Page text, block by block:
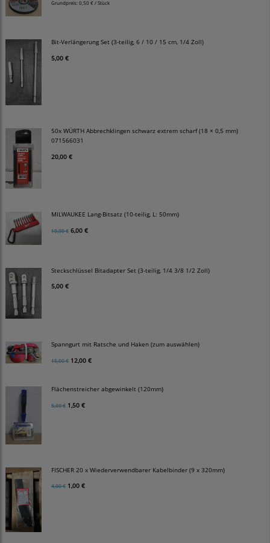
Grundpreis:0,50 € / Stück
Bit-Verlängerung Set (3-teilig, 6 / 10 / 15 cm, 1/4 Zoll)
5,00 €
50x WÜRTH Abbrechklingen schwarz extrem scharf (18 × 0,5 mm)
071566031
20,00 €
MILWAUKEE Lang-Bitsatz (10-teilig, L: 50mm)
10,00 € 6,00 €
Steckschlüssel Bitadapter Set (3-teilig, 1/4 3/8 1/2 Zoll)
5,00 €
Spanngurt mit Ratsche und Haken (zum auswählen)
15,00 € 12,00 €
Flächenstreicher abgewinkelt (120mm)
5,00 € 1,50 €
FISCHER 20 x Wiederverwendbarer Kabelbinder (9 x 320mm)
4,00 € 1,00 €